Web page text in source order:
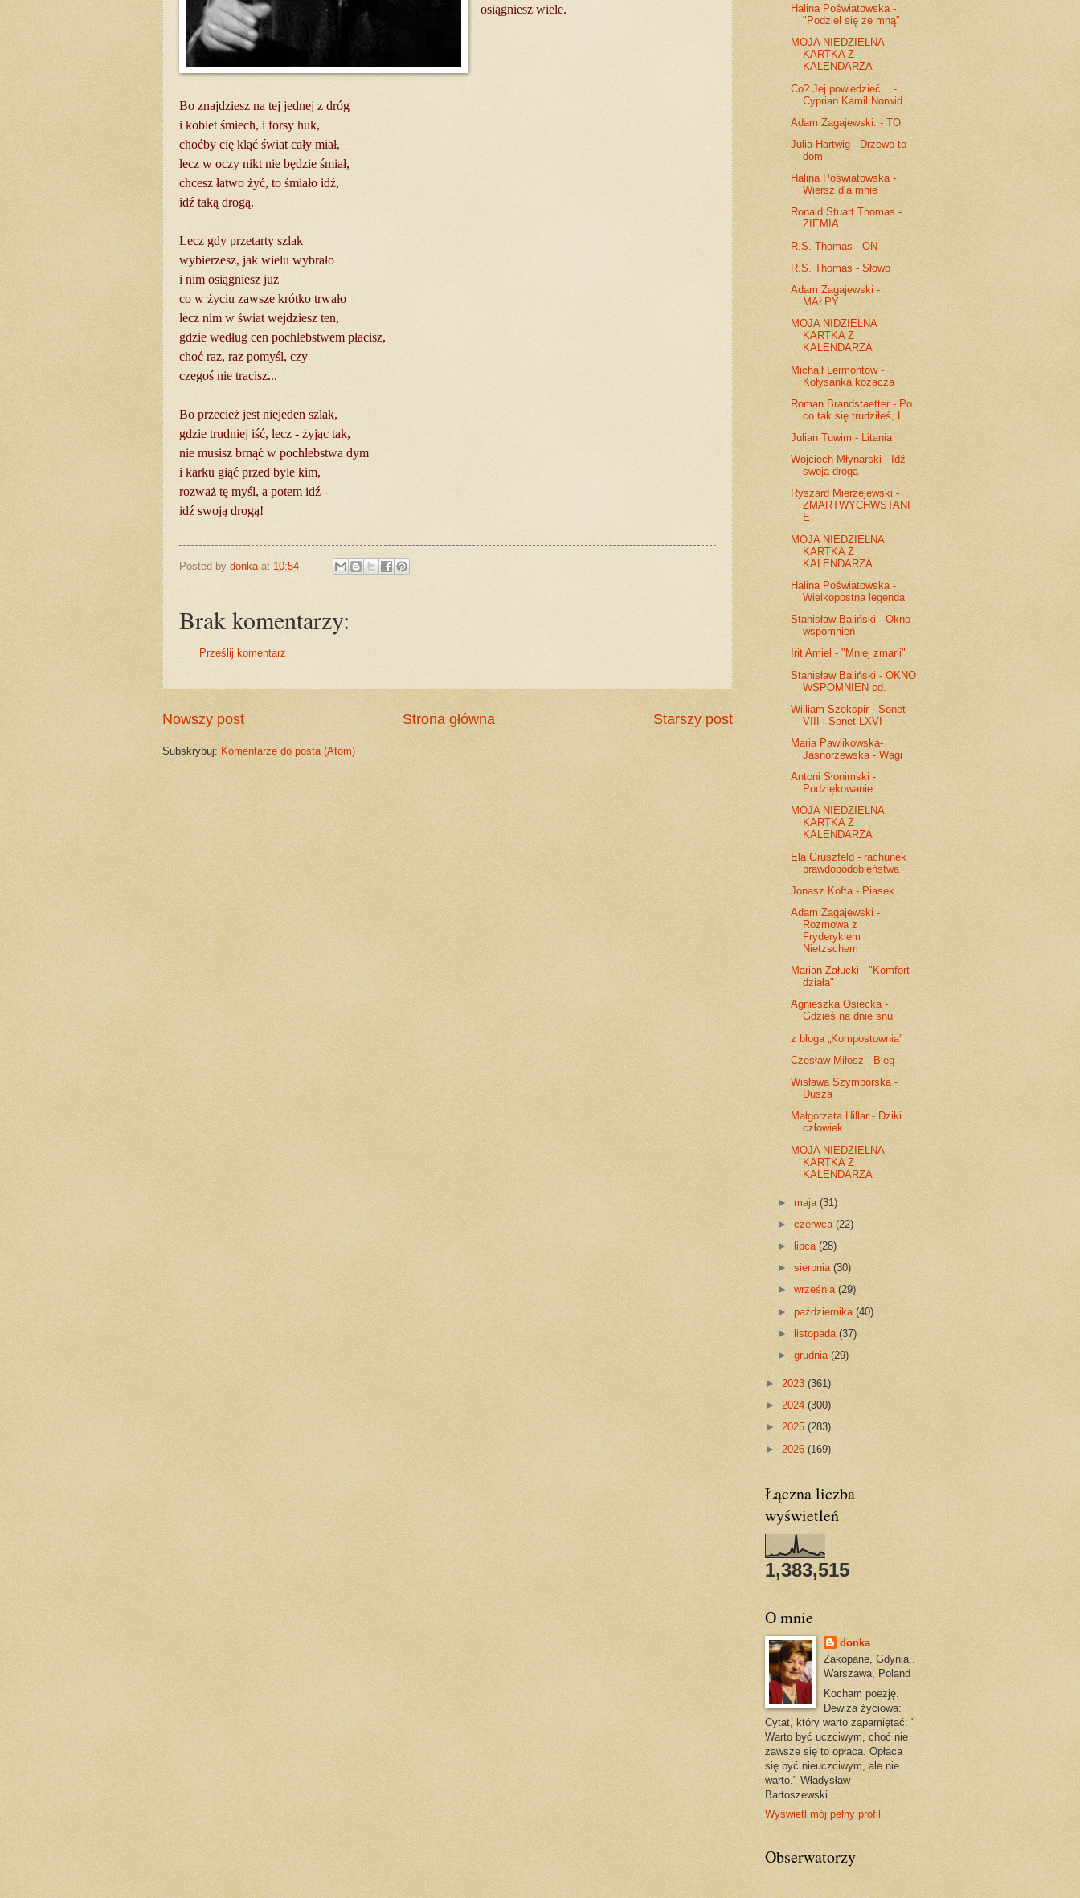
osiągniesz wiele.
Bo znajdziesz na tej jednej z dróg
i kobiet śmiech, i forsy huk,
choćby cię kląć świat cały miał,
lecz w oczy nikt nie będzie śmiał,
chcesz łatwo żyć, to śmiało idź,
idź taką drogą.
Lecz gdy przetarty szlak
wybierzesz, jak wielu wybrało
i nim osiągniesz już
co w życiu zawsze krótko trwało
lecz nim w świat wejdziesz ten,
gdzie według cen pochlebstwem płacisz,
choć raz, raz pomyśl, czy
czegoś nie tracisz...
Bo przecież jest niejeden szlak,
gdzie trudniej iść, lecz - żyjąc tak,
nie musisz brnąć w pochlebstwa dym
i karku giąć przed byle kim,
rozważ tę myśl, a potem idź -
idź swoją drogą!
Posted by donka at 10:54
Brak komentarzy:
Prześlij komentarz
Nowszy post Starszy post
Strona główna
Subskrybuj: Komentarze do posta (Atom)
Halina Poświatowska -
"Podziel się ze mną"
MOJA NIEDZIELNA
KARTKA Z
KALENDARZA
Co? Jej powiedzieć... -
Cyprian Kamil Norwid
Adam Zagajewski. - TO
Julia Hartwig - Drzewo to
dom
Halina Poświatowska -
Wiersz dla mnie
Ronald Stuart Thomas -
ZIEMIA
R.S. Thomas - ON
R.S. Thomas - Słowo
Adam Zagajewski -
MAŁPY
MOJA NIDZIELNA
KARTKA Z
KALENDARZA
Michaił Lermontow -
Kołysanka kozacza
Roman Brandstaetter - Po
co tak się trudziłeś, L...
Julian Tuwim - Litania
Wojciech Młynarski - Idź
swoją drogą
Ryszard Mierzejewski -
ZMARTWYCHWSTANI
E
MOJA NIEDZIELNA
KARTKA Z
KALENDARZA
Halina Poświatowska -
Wielkopostna legenda
Stanisław Baliński - Okno
wspomnień
Irit Amiel - "Mniej zmarli"
Stanisław Baliński - OKNO
WSPOMNIEŃ cd.
William Szekspir - Sonet
VIII i Sonet LXVI
Maria Pawlikowska-
Jasnorzewska - Wagi
Antoni Słonimski -
Podziękowanie
MOJA NIEDZIELNA
KARTKA Z
KALENDARZA
Ela Gruszfeld - rachunek
prawdopodobieństwa
Jonasz Kofta - Piasek
Adam Zagajewski -
Rozmowa z
Fryderykiem
Nietzschem
Marian Załucki - "Komfort
działa"
Agnieszka Osiecka -
Gdzieś na dnie snu
z bloga „Kompostownia”
Czesław Miłosz - Bieg
Wisława Szymborska -
Dusza
Małgorzata Hillar - Dziki
człowiek
MOJA NIEDZIELNA
KARTKA Z
KALENDARZA
► maja(31)
►czerwca(22)
►
lipca(28)
►sierpnia(30)
►września(29)
►października(40)
►
listopada(37)
►grudnia(29)
► 2023 (361)
► 2024 (300)
► 2025 (283)
► 2026 (169)
Łączna liczba
wyświetleń
1,383,515
O mnie
donka
Zakopane, Gdynia,.
Warszawa, Poland
Kocham poezję.
Dewiza życiowa:
Cytat, który warto zapamiętać: "
Warto być uczciwym, choć nie
zawsze się to opłaca. Opłaca
się być nieuczciwym, ale nie
warto." Władysław
Bartoszewski.
Wyświetl mój pełny profil
Obserwatorzy